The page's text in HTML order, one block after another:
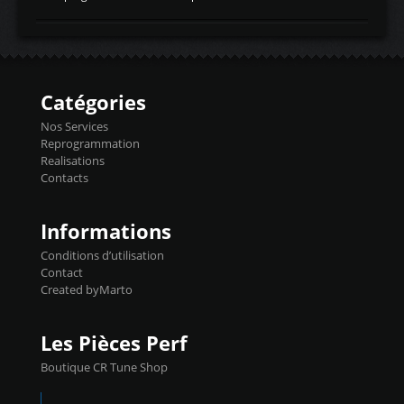
d'admissiontemp ex. pour atmo -30- 80°C
temperaturetemperature ldr moteurtemp
Injecteurs + Flashpro 1370€ TTC Le
précise et performante. Vous pourrez
basculer de la carto sans plomb à Ethanol à
l'aide du flashpro OPTION ECONOMIQUES
Reprog SP 98 sur le calculateur d'origine
450€ TTC Un gain d'environ 10cv et 15nm
Catégories
Nos Services
Reprogrammation
Realisations
Contacts
Informations
Conditions d’utilisation
Contact
Created byMarto
Les Pièces Perf
Boutique CR Tune Shop